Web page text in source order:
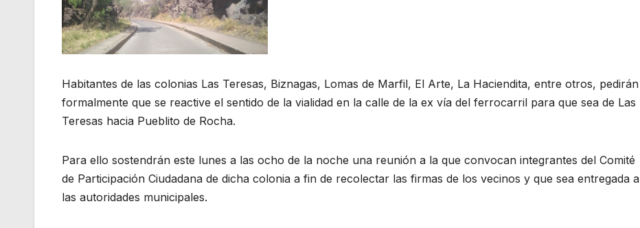
Habitantes de las colonias Las Teresas, Biznagas, Lomas de Marfil, El Arte, La Haciendita, entre otros, pedirán
formalmente que se reactive el sentido de la vialidad en la calle de la ex vía del ferrocarril para que sea de Las
Teresas hacia Pueblito de Rocha.
Para ello sostendrán este lunes a las ocho de la noche una reunión a la que convocan integrantes del Comité
de Participación Ciudadana de dicha colonia a fin de recolectar las firmas de los vecinos y que sea entregada a
las autoridades municipales.